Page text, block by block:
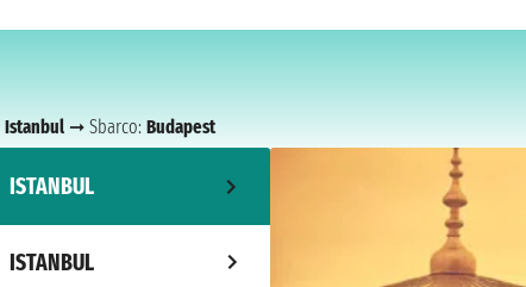
Istanbul ➞ Sbarco: Budapest
ISTANBUL
ISTANBUL